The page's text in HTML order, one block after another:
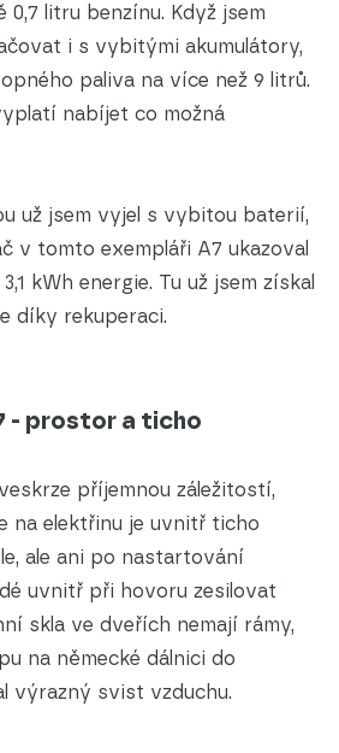
0,7 litru benzínu. Když jsem
i s vybitými akumulátory,
paliva na více než 9 litrů.
nabíjet co možná
už jsem vyjel s vybitou baterií,
v tomto exempláři A7 ukazoval
kWh energie. Tu už jsem získal
díky rekuperaci.
- prostor a ticho
příjemnou záležitostí,
na elektřinu je uvnitř ticho
ale ani po nastartování
uvnitř při hovoru zesilovat
skla ve dveřích nemají rámy,
na německé dálnici do
výrazný svist vzduchu.